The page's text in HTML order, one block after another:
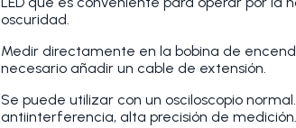
oscuridad.
Medir directamente en la bobina de
necesario añadir un cable de extensión.
Se puede utilizar con un osciloscopio
antiinterferencia, alta precisión de medición.